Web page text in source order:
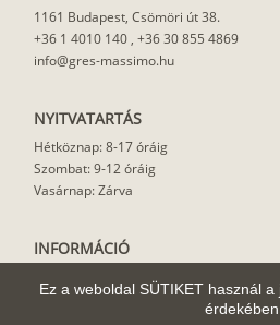
Ez a weboldal SÜTIKET használ
érdekében.
1161 Budapest, Csömöri út 38.
+36 1 4010 140 , +36 30 855 4869
info@gres-massimo.hu
NYITVATARTÁS
Hétköznap: 8-17 óráig
Szombat: 9-12 óráig
Vasárnap: Zárva
INFORMÁCIÓ
Felhasználási javaslat